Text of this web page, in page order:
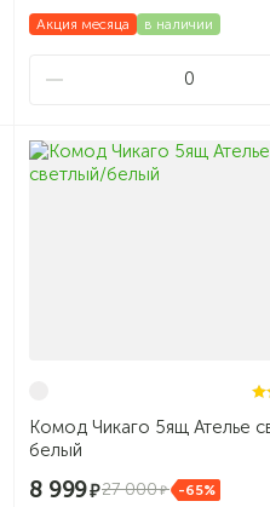
Акция месяца в наличии
0
Комод Чикаго 5ящ Ателье
белый
8 999 27 000 -65%